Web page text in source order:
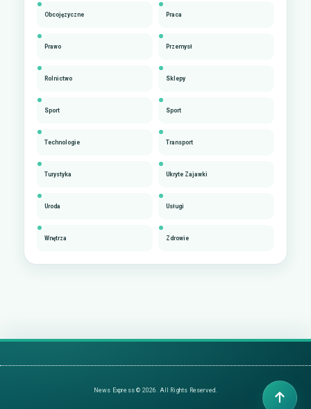
Obcojęzyczne Praca
Prawo Przemysł
Rolnictwo Sklepy
Sport Sport
Technologie Transport
Turystyka Ukryte Zajawki
Uroda Usługi
Wnętrza Zdrowie
News Express © 2026. All Rights Reserved.